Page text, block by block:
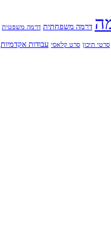
דרמה משפחתית דרמה משפטית
סרטי תיכון סרט קלאסי עבודות אקדמיות